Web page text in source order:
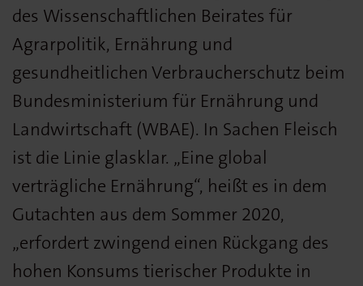
des Wissenschaftlichen Beirates für
Agrarpolitik, Ernährung und
gesundheitlichen Verbraucherschutz beim
Bundesministerium für Ernährung und
Landwirtschaft (WBAE). In Sachen Fleisch
ist die Linie glasklar. „Eine global
verträgliche Ernährung“, heißt es in dem
Gutachten aus dem Sommer 2020,
„erfordert zwingend einen Rückgang des
hohen Konsums tierischer Produkte in